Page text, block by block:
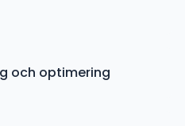
och optimering